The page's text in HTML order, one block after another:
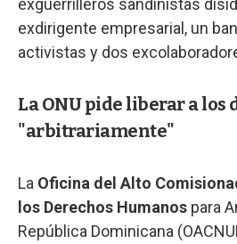
exguerrilleros sandinistas
exdirigente empresarial, un
activistas y dos
La ONU pide liberar a los
"arbitrariamente"
La Oficina del Alto
los Derechos Humanos para
República Dominicana